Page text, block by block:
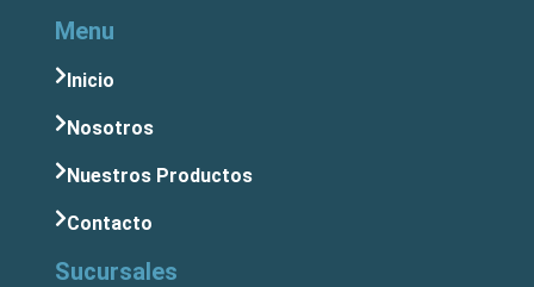
Menu
Inicio
Nosotros
Nuestros Productos
Contacto
Sucursales